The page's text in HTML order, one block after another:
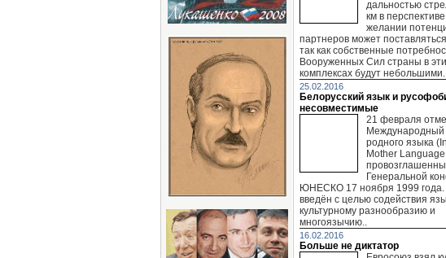
дальностью
км в
желании
партнеров может
так как собственные
Вооруженных Сил страны в
комплексах будут
25.02.2016
Белорусский язык и
несовместимые
21 февраля
Международный
родного языка
Mother
Генеральной
ЮНЕСКО 17 ноября 1999 года.
введён с целью содействия
культурному разнообразию и
многоязычию..
16.02.2016
Больше не диктатор